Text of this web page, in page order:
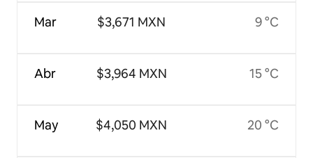
Mar
Abr
May
$3,671 MXN
$3,964 MXN
$4,050 MXN
9 °C
15 °C
20 °C